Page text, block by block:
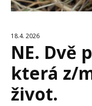
18.4. 2026
NE. Dvě
která z/
život.